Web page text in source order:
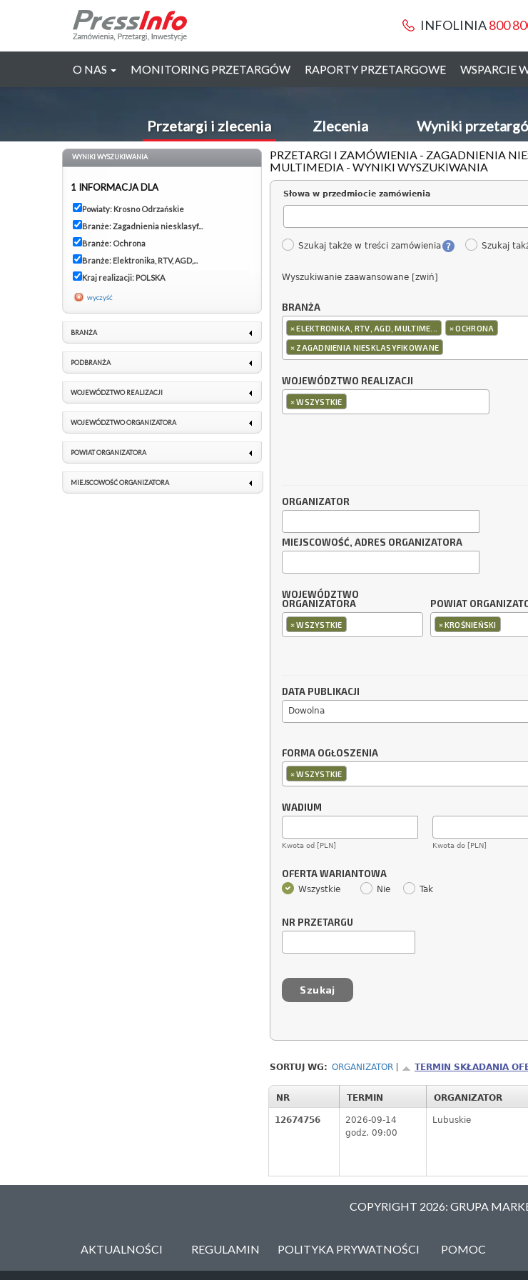
INFOLINIA800
O NAS MONITORING PRZETARGÓW RAPORTY PRZETARGOWE WSPARCIE
Przetargi i zlecenia Zlecenia Wyniki
PRZETARGI I ZAMÓWIENIA - ZAGADNIENIA
MULTIMEDIA - WYNIKI WYSZUKIWANIA
Słowa w przedmiocie zamówienia
Szukaj także w treści zamówienia Szukaj
Wyszukiwanie zaawansowane [zwiń]
BRANŻA
×ELEKTRONIKA, RTV, AGD, MULTIME... ×OCHRONA
× ZAGADNIENIA NIESKLASYFIKOWANE
WOJEWÓDZTWO REALIZACJI
×WSZYSTKIE
ORGANIZATOR
MIEJSCOWOŚĆ, ADRES ORGANIZATORA
WOJEWÓDZTWO
ORGANIZATORA
×WSZYSTKIE
POWIAT
×KROŚNIEŃSKI
DATA PUBLIKACJI
Dowolna
FORMA OGŁOSZENIA
×WSZYSTKIE
WADIUM
Kwota od [PLN] Kwota do [PLN]
OFERTA WARIANTOWA
Wszystkie Nie Tak
NR PRZETARGU
SORTUJ WG: ORGANIZATOR TERMIN SKŁADANIA
NR TERMIN ORGANIZATOR
12674756
2026-09-14
godz. 09:00
Lubuskie
WYNIKI WYSZUKIWANIA
1 INFORMACJA DLA
Powiaty: Krosno Odrzańskie
Branże: Zagadnienia niesklasyf...
Branże: Ochrona
Branże: Elektronika, RTV, AGD,...
Kraj realizacji: POLSKA
wyczyść
BRANŻA
PODBRANŻA
WOJEWÓDZTWO REALIZACJI
WOJEWÓDZTWO ORGANIZATORA
POWIAT ORGANIZATORA
MIEJSCOWOŚĆ ORGANIZATORA
COPYRIGHT 2026: GRUPA
AKTUALNOŚCI REGULAMIN POLITYKA PRYWATNOŚCI POMOC